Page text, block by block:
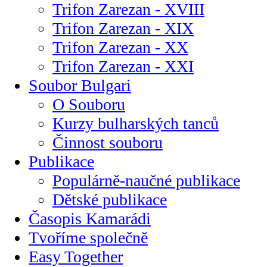
Trifon Zarezan - XVIII
Trifon Zarezan - XIX
Trifon Zarezan - XX
Trifon Zarezan - XXI
Soubor Bulgari
O Souboru
Kurzy bulharských tanců
Činnost souboru
Publikace
Populárně-naučné publikace
Dětské publikace
Časopis Kamarádi
Tvoříme společně
Easy Together